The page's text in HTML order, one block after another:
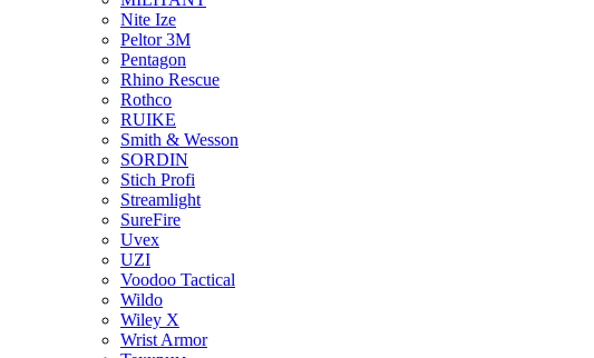
Nite Ize
Peltor 3M
Pentagon
Rhino Rescue
Rothco
RUIKE
Smith & Wesson
SORDIN
Stich Profi
Streamlight
SureFire
Uvex
UZI
Voodoo Tactical
Wildo
Wiley X
Wrist Armor